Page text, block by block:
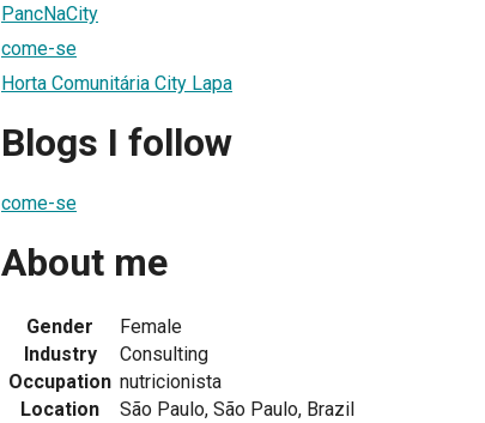
PancNaCity
come-se
Horta Comunitária City Lapa
Blogs I follow
come-se
About me
Gender
Female
Industry
Consulting
Occupation nutricionista
Location
São Paulo, São Paulo, Brazil